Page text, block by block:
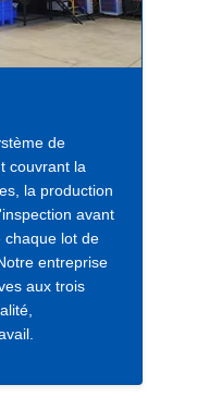
de
couvrant la
la production
avant
chaque lot de
entreprise
aux trois